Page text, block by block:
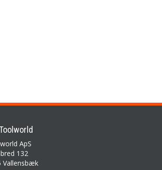
ApS
132
Vallensbæk